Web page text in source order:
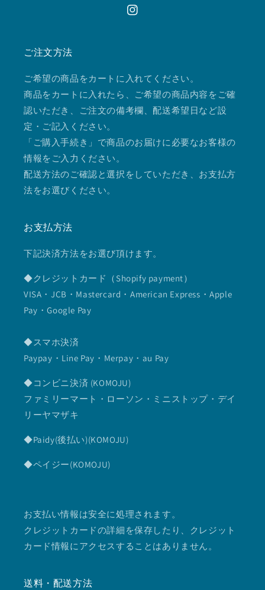
Instagram
ご注文方法
ご希望の商品をカートに入れてください。
商品をカートに入れたら、ご希望の商品内容をご確
認いただき、ご注文の備考欄、配送希望日など設
定・ご記入ください。
「ご購入手続き」で商品のお届けに必要なお客様の
情報をご入力ください。
配送方法のご確認と選択をしていただき、お支払方
法をお選びください。
お支払方法
下記決済方法をお選び頂けます。
◆クレジットカード（Shopify payment）
VISA・JCB・Mastercard・American Express・Apple
Pay・Google Pay
◆スマホ決済
Paypay・Line Pay・Merpay・au Pay
◆コンビニ決済 (KOMOJU)
ファミリーマート・ローソン・ミニストップ・デイ
リーヤマザキ
◆Paidy(後払い)(KOMOJU)
◆ペイジー(KOMOJU)
お支払い情報は安全に処理されます。
クレジットカードの詳細を保存したり、クレジット
カード情報にアクセスすることはありません。
送料・配送方法